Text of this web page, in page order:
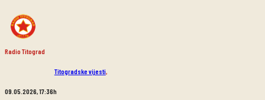
Radio Titograd
Titogradske vijesti,
09.05.2026, 17:36h